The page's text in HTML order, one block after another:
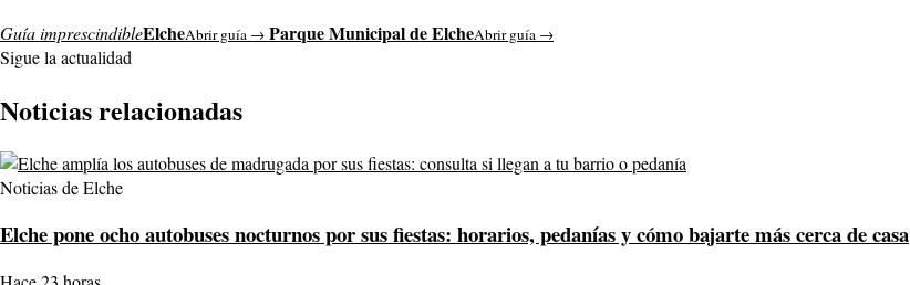
Guía imprescindibleElcheAbrir guía → Parque Municipal de ElcheAbrir guía →
Sigue la actualidad
Noticias relacionadas
Noticias de Elche
Elche pone ocho autobuses nocturnos por sus fiestas: horarios, pedanías y cómo bajarte más cerca de casa